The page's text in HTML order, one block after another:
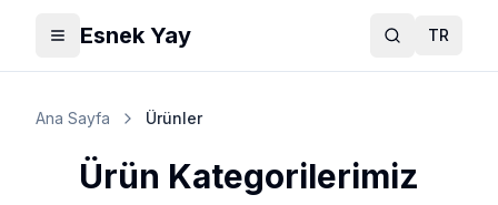
Toggle menu
Esnek Yay Ara TR
Ana Sayfa Ürünler
Ürün Kategorilerimiz